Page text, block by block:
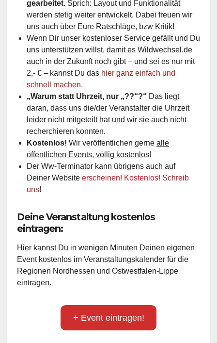
gearbeitet. Sprich: Layout und Funktionalität
werden stetig weiter entwickelt. Dabei freuen wir
uns auch über Eure Ratschläge, bzw Kritik!
Wenn Dir unser kostenloser Service gefällt und Du
uns unterstützen willst, damit es Wildwechsel.de
auch in der Zukunft noch gibt – und sei es nur mit
2,- € – kannst Du das hier ganz einfach und
schnell machen.
„Warum statt Uhrzeit, nur „??“?“ Das liegt
daran, dass uns die/der Veranstalter die Uhrzeit
leider nicht mitgeteilt hat und wir sie auch nicht
recherchieren konnten.
Kostenlos! Wir veröffentlichen gerne alle
öffentlichen Events, völlig kostenlos!
Der Ww-Terminator kann übrigens auch auf
Deiner Website erscheinen! Kostenlos! Schreib
uns!
Deine Veranstaltung kostenlos
eintragen:
Hier kannst Du in wenigen Minuten Deinen eigenen
Event kostenlos im Veranstaltungskalender für die
Regionen Nordhessen und Ostwestfalen-Lippe
eintragen.
+ Event eintragen!